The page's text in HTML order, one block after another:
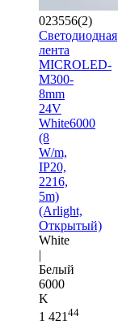
023556(2)
Светодиодная
лента
MICROLED-
M300-
8mm
24V
White6000
(8
W/m,
IP20,
2216,
5m)
(Arlight,
Открытый)
White
|
Белый
6000
K
1 421 44